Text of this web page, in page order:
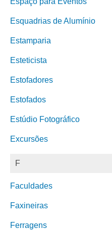
Esquadrias de Alumínio
Estamparia
Esteticista
Estofadores
Estofados
Estúdio Fotográfico
Excursões
F
Faculdades
Faxineiras
Ferragens